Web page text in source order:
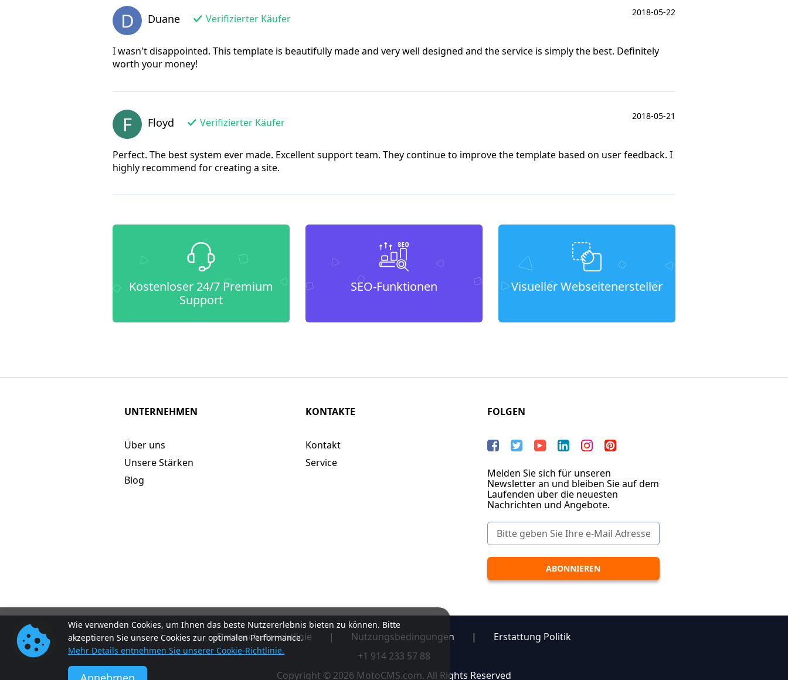
D Duane Verifizierter Käufer
2018-05-22
I wasn't disappointed. This template is beautifully made and very well designed and the service is simply the best. Definitely
worth your money!
F Floyd Verifizierter Käufer
2018-05-21
Perfect. The best system ever made. Excellent support team. They continue to improve the template based on user feedback. I
highly recommend for creating a site.
Kostenloser 24/7 Premium
Support
SEO-Funktionen Visueller Webseitenersteller
Wie verwenden Cookies, um Ihnen das beste Nutzererlebnis bieten zu können. Bitte
akzeptieren Sie unsere Cookies zur optimalen Performance.
Mehr Details entnehmen Sie unserer Cookie-Richtlinie.
UNTERNEHMEN
Über uns
Unsere Stärken
Blog
KONTAKTE
Kontakt
Service
FOLGEN
Melden Sie sich für unseren
Newsletter an und bleiben Sie auf dem
Laufenden über die neuesten
Nachrichten und Angebote.
Datenschutzrichtlinie | Nutzungsbedingungen |
Erstattung Politik
+1 914 233 57 88
Copyright © 2026 MotoCMS.com. All Rights Reserved